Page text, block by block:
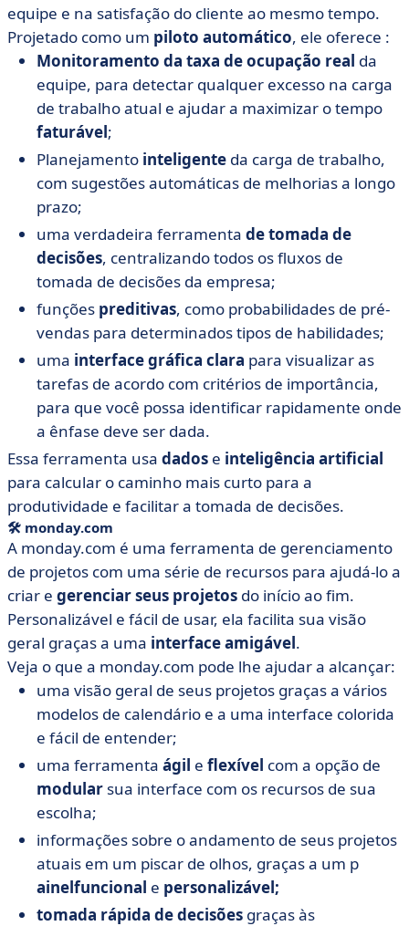
equipe e na satisfação do cliente ao mesmo tempo.
Projetado como um piloto automático, ele oferece :
Monitoramento da taxa de ocupação real da
equipe, para detectar qualquer excesso na carga
de trabalho atual e ajudar a maximizar o tempo
faturável;
Planejamento inteligente da carga de trabalho,
com sugestões automáticas de melhorias a longo
prazo;
uma verdadeira ferramenta de tomada de
decisões, centralizando todos os fluxos de
tomada de decisões da empresa;
funções preditivas, como probabilidades de pré-
vendas para determinados tipos de habilidades;
uma interface gráfica clara para visualizar as
tarefas de acordo com critérios de importância,
para que você possa identificar rapidamente onde
a ênfase deve ser dada.
Essa ferramenta usa dados e inteligência artificial
para calcular o caminho mais curto para a
produtividade e facilitar a tomada de decisões.
🛠 monday.com
A monday.com é uma ferramenta de gerenciamento
de projetos com uma série de recursos para ajudá-lo a
criar e gerenciar seus projetos do início ao fim.
Personalizável e fácil de usar, ela facilita sua visão
geral graças a uma interface amigável.
Veja o que a monday.com pode lhe ajudar a alcançar:
uma visão geral de seus projetos graças a vários
modelos de calendário e a uma interface colorida
e fácil de entender;
uma ferramenta ágil e flexível com a opção de
modular sua interface com os recursos de sua
escolha;
informações sobre o andamento de seus projetos
atuais em um piscar de olhos, graças a um p
ainelfuncional e personalizável;
tomada rápida de decisões graças às